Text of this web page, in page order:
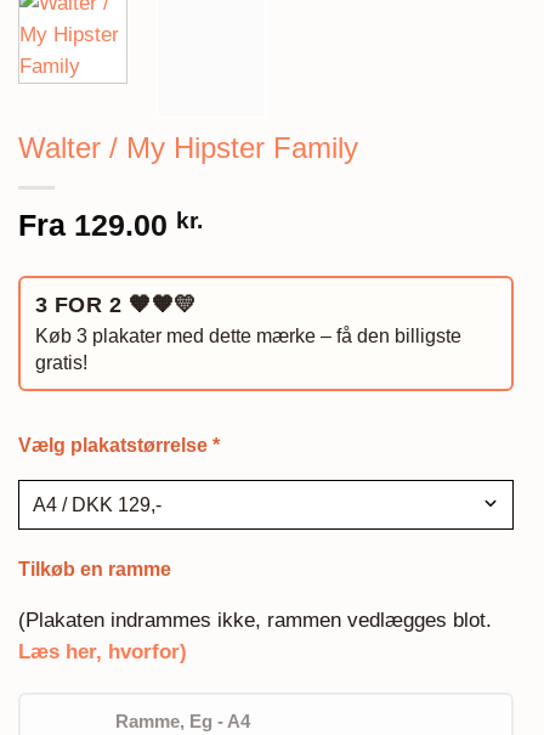
Walter / My Hipster Family
Fra 129.00 kr.
3 FOR 2 🧡🧡💛
Køb 3 plakater med dette mærke – få den billigste
gratis!
Vælg plakatstørrelse *
Tilkøb en ramme
(Plakaten indrammes ikke, rammen vedlægges blot.
Læs her, hvorfor)
Ramme, Eg - A4